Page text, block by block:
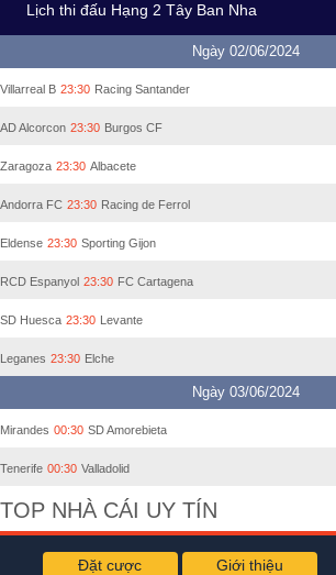
Lịch thi đấu Hạng 2 Tây Ban Nha
Ngày 02/06/2024
Villarreal B 23:30 Racing Santander
AD Alcorcon 23:30 Burgos CF
Zaragoza 23:30 Albacete
Andorra FC 23:30 Racing de Ferrol
Eldense 23:30 Sporting Gijon
RCD Espanyol 23:30 FC Cartagena
SD Huesca 23:30 Levante
Leganes 23:30 Elche
Ngày 03/06/2024
Mirandes 00:30 SD Amorebieta
Tenerife 00:30 Valladolid
TOP NHÀ CÁI UY TÍN
Đặt cược Giới thiệu